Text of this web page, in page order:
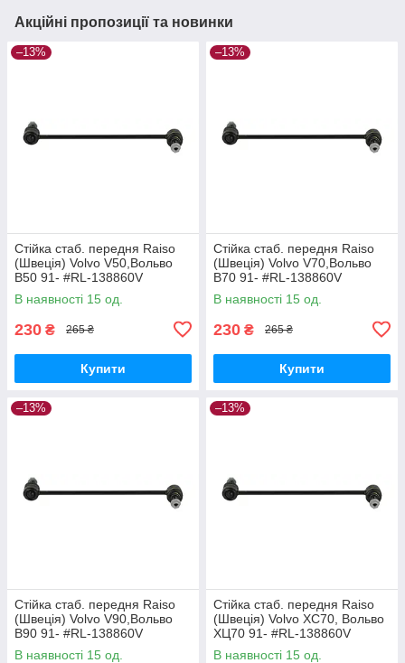
Акційні пропозиції та новинки
–13%
Стійка стаб. передня Raiso
(Швеція) Volvo V50,Вольво
В50 91- #RL-138860V
UAYYIOR17
В наявності 15 од.
230 ₴ 265 ₴
Купити
–13%
Стійка стаб. передня Raiso
(Швеція) Volvo V70,Вольво
В70 91- #RL-138860V
UAPVVRP17
В наявності 15 од.
230 ₴ 265 ₴
Купити
–13%
Стійка стаб. передня Raiso
(Швеція) Volvo V90,Вольво
В90 91- #RL-138860V
UAQEZFD17
В наявності 15 од.
–13%
Стійка стаб. передня Raiso
(Швеція) Volvo XC70, Вольво
ХЦ70 91- #RL-138860V
UAPVVRP17
В наявності 15 од.